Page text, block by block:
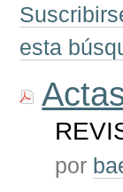
esta
por